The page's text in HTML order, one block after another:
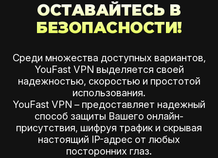
ОСТАВАЙТЕСЬ В
БЕЗОПАСНОСТИ!
Среди множества доступных вариантов,
YouFast VPN выделяется своей
надежностью, скоростью и простотой
использования.
YouFast VPN – предоставляет надежный
способ защиты Вашего онлайн-
присутствия, шифруя трафик и скрывая
настоящий IP-адрес от любых
посторонних глаз.